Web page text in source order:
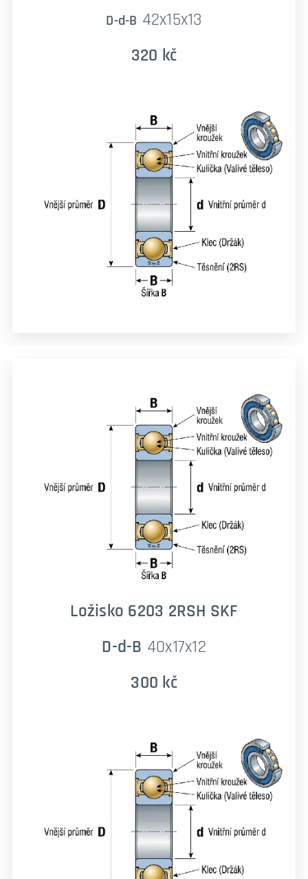
D-d-B 42x15x13
320 kč
Ložisko 6203 2RSH SKF
D-d-B 40x17x12
300 kč